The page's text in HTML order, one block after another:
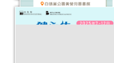
2025年“書香伴成長”親子閱讀推廣活動